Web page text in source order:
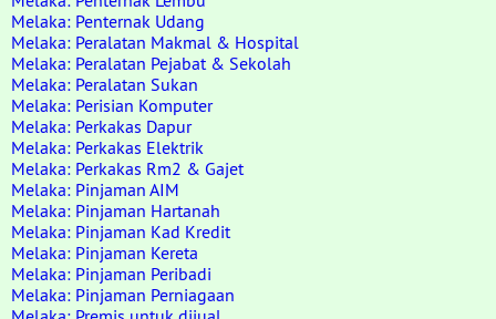
Melaka: Penternak Udang
Melaka: Peralatan Makmal & Hospital
Melaka: Peralatan Pejabat & Sekolah
Melaka: Peralatan Sukan
Melaka: Perisian Komputer
Melaka: Perkakas Dapur
Melaka: Perkakas Elektrik
Melaka: Perkakas Rm2 & Gajet
Melaka: Pinjaman AIM
Melaka: Pinjaman Hartanah
Melaka: Pinjaman Kad Kredit
Melaka: Pinjaman Kereta
Melaka: Pinjaman Peribadi
Melaka: Pinjaman Perniagaan